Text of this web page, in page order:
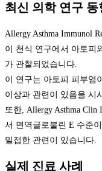
최신 의학 연구 동
Allergy Asthma Immunol
이 천식 연구에서 아토피
가 관찰되었습니다.
이 연구는 아토피 피부염
이상과 관련이 있음을 시
또한, Allergy Asthma Clin
서 면역글로불린 E 수준
밀접한 관련이 있습니다.
실제 진료 사례